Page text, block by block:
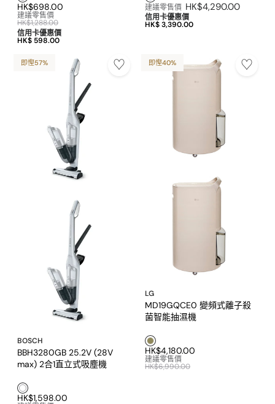
HK$698.00
建議零售價
HK$1,288.00
信用卡優惠價
HK$ 598.00
建議零售價 HK$4,290.00
信用卡優惠價
HK$ 3,390.00
即慳57%
BOSCH
BBH3280GB 25.2V (28V
max) 2合1直立式吸塵機
白色1
HK$1,598.00
即慳40%
LG
MD19GQCE0 變頻式離子殺
菌智能抽濕機
棕色1
HK$4,180.00
建議零售價
HK$6,990.00